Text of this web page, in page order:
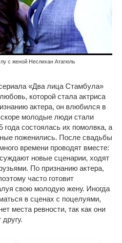
с женой Неслихан Атагюль
«Два лица Стамбула»
которой стала актриса
актера, он влюбился в
молодые люди стали
года состоялась их помолвка, а
поженились. После свадьбы
времени проводят вместе:
новые сценарии, ходят
По признанию актера,
часто готовит
свою молодую жену. Иногда
в сценах с поцелуями,
места ревности, так как они